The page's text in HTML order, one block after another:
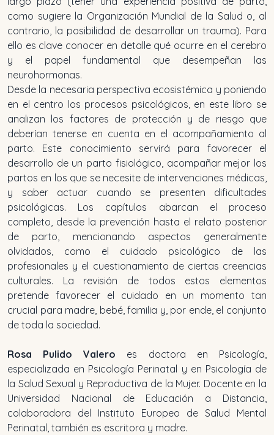
como sugiere la Organización Mundial de la Salud o, al
contrario, la posibilidad de desarrollar un trauma). Para
ello es clave conocer en detalle qué ocurre en el cerebro
y el papel fundamental que desempeñan las
neurohormonas.
Desde la necesaria perspectiva ecosistémica y poniendo
en el centro los procesos psicológicos, en este libro se
analizan los factores de protección y de riesgo que
deberían tenerse en cuenta en el acompañamiento al
parto. Este conocimiento servirá para favorecer el
desarrollo de un parto fisiológico, acompañar mejor los
partos en los que se necesite de intervenciones médicas,
y saber actuar cuando se presenten dificultades
psicológicas. Los capítulos abarcan el proceso
completo, desde la prevención hasta el relato posterior
de parto, mencionando aspectos generalmente
olvidados, como el cuidado psicológico de las
profesionales y el cuestionamiento de ciertas creencias
culturales. La revisión de todos estos elementos
pretende favorecer el cuidado en un momento tan
crucial para madre, bebé, familia y, por ende, el conjunto
de toda la sociedad.
Rosa Pulido Valero es doctora en Psicología,
especializada en Psicología Perinatal y en Psicología de
la Salud Sexual y Reproductiva de la Mujer. Docente en la
Universidad Nacional de Educación a Distancia,
colaboradora del Instituto Europeo de Salud Mental
Perinatal, también es escritora y madre.